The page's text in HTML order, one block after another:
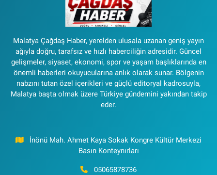
Malatya Çağdaş Haber, yerelden ulusala uzanan geniş yayın
ağıyla doğru, tarafsız ve hızlı haberciliğin adresidir. Güncel
gelişmeler, siyaset, ekonomi, spor ve yaşam başlıklarında en
önemli haberleri okuyucularına anlık olarak sunar. Bölgenin
nabzını tutan özel içerikleri ve güçlü editoryal kadrosuyla,
Malatya başta olmak üzere Türkiye gündemini yakından takip
eder.
İnönü Mah. Ahmet Kaya Sokak Kongre Kültür Merkezi
Basın Konteynırları
05065878736